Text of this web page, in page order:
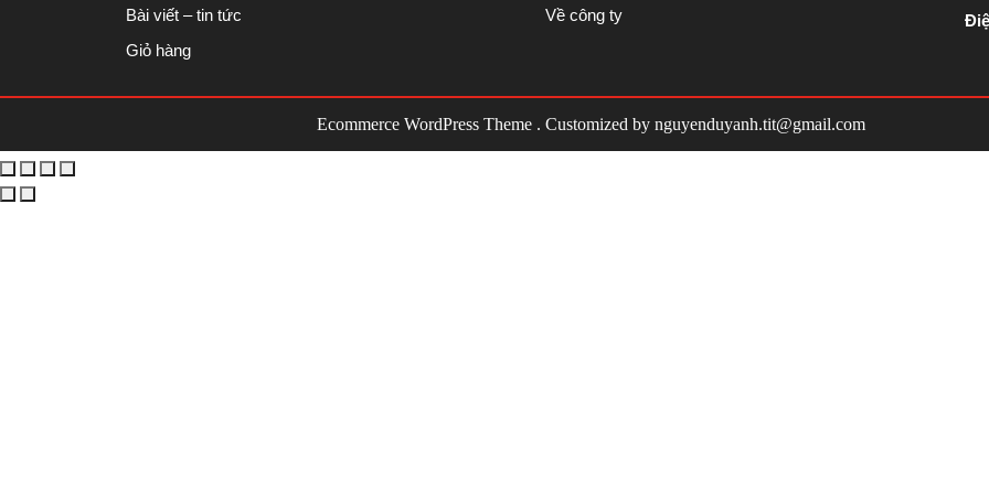
Bài viết – tin tức
Giỏ hàng
Về công ty
Ecommerce WordPress Theme. Customized by nguyenduyanh.tit@gmail.com